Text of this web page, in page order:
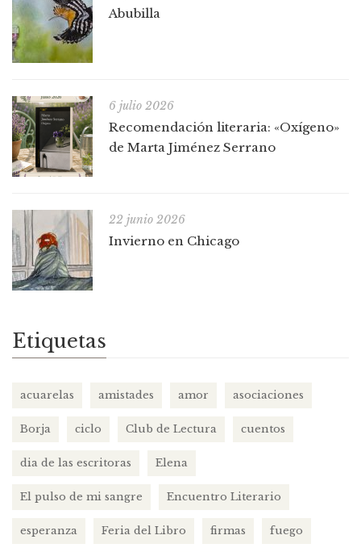
Abubilla
6 julio 2026
Recomendación literaria: «Oxígeno»
de Marta Jiménez Serrano
22 junio 2026
Invierno en Chicago
Etiquetas
acuarelas amistades amor asociaciones
Borja ciclo Club de Lectura cuentos
dia de las escritoras Elena
El pulso de mi sangre Encuentro Literario
esperanza Feria del Libro firmas fuego